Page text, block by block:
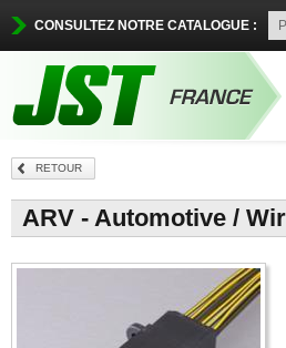
CONSULTEZ NOTRE CATALOGUE :
RETOUR
ARV - Automotive /